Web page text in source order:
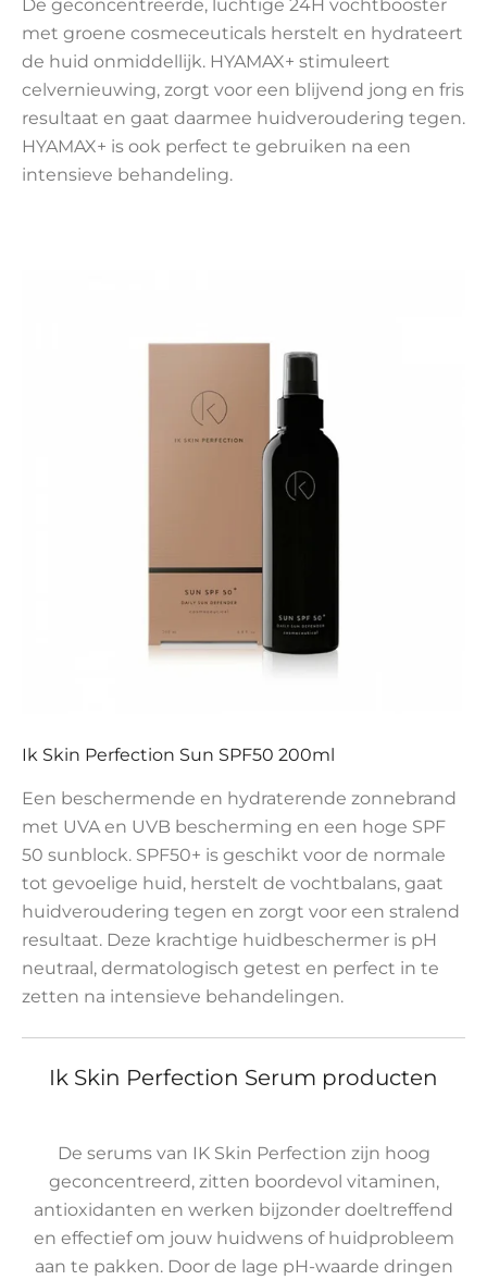
met groene cosmeceuticals herstelt en hydrateert
de huid onmiddellijk. HYAMAX+ stimuleert
celvernieuwing, zorgt voor een blijvend jong en fris
resultaat en gaat daarmee huidveroudering tegen.
HYAMAX+ is ook perfect te gebruiken na een
intensieve behandeling.
Ik Skin Perfection Sun SPF50 200ml
Een beschermende en hydraterende zonnebrand
met UVA en UVB bescherming en een hoge SPF
50 sunblock. SPF50+ is geschikt voor de normale
tot gevoelige huid, herstelt de vochtbalans, gaat
huidveroudering tegen en zorgt voor een stralend
resultaat. Deze krachtige huidbeschermer is pH
neutraal, dermatologisch getest en perfect in te
zetten na intensieve behandelingen.
Ik Skin Perfection Serum producten
De serums van IK Skin Perfection zijn hoog
geconcentreerd, zitten boordevol vitaminen,
antioxidanten en werken bijzonder doeltreffend
en effectief om jouw huidwens of huidprobleem
aan te pakken. Door de lage pH-waarde dringen